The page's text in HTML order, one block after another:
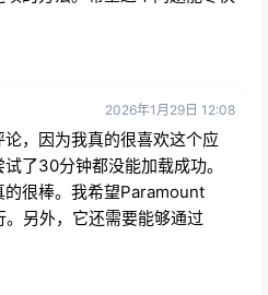
2026年1月29日 12:08
，因为我真的很喜欢这个应
了30分钟都没能加载成功。
的很棒。我希望Paramount
另外，它还需要能够通过